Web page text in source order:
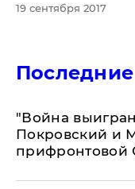
19 сентября 2017
"Война
Покровский и
прифронтовой